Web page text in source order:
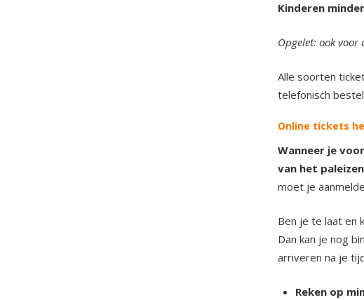
Kinderen
Opgelet: ook voor
Alle soorten
telefonisch
Online tickets
Wanneer je
van het
moet je
Ben je te laat en
Dan kan je nog
arriveren na je
Reken op